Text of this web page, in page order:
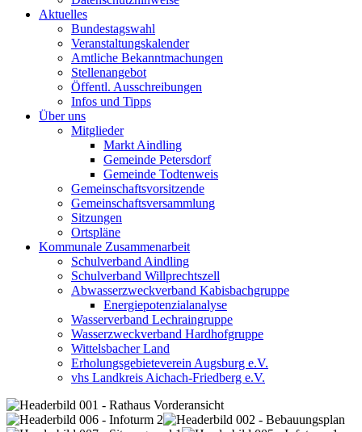
Aktuelles
Bundestagswahl
Veranstaltungskalender
Amtliche Bekanntmachungen
Stellenangebot
Öffentl. Ausschreibungen
Infos und Tipps
Über uns
Mitglieder
Markt Aindling
Gemeinde Petersdorf
Gemeinde Todtenweis
Gemeinschaftsvorsitzende
Gemeinschaftsversammlung
Sitzungen
Ortspläne
Kommunale Zusammenarbeit
Schulverband Aindling
Schulverband Willprechtszell
Abwasserzweckverband Kabisbachgruppe
Energiepotenzialanalyse
Wasserverband Lechraingruppe
Wasserzweckverband Hardhofgruppe
Wittelsbacher Land
Erholungsgebieteverein Augsburg e.V.
vhs Landkreis Aichach-Friedberg e.V.